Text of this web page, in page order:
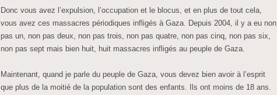
Donc vous avez l’expulsion, l’occupation et le blocus, et en plus de tout cela,
vous avez ces massacres périodiques infligés à Gaza. Depuis 2004, il y a eu non
pas un, non pas deux, non pas trois, non pas quatre, non pas cinq, non pas six,
non pas sept mais bien huit, huit massacres infligés au peuple de Gaza.
Maintenant, quand je parle du peuple de Gaza, vous devez bien avoir à l’esprit
que plus de la moitié de la population sont des enfants. Ils ont moins de 18 ans.